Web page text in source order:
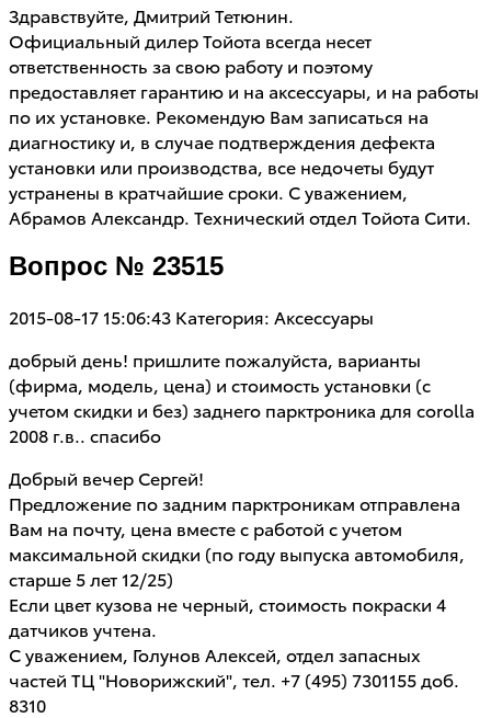
Здравствуйте, Дмитрий Тетюнин.
Официальный дилер Тойота всегда несет
ответственность за свою работу и поэтому
предоставляет гарантию и на аксессуары, и на работы
по их установке. Рекомендую Вам записаться на
диагностику и, в случае подтверждения дефекта
установки или производства, все недочеты будут
устранены в кратчайшие сроки. С уважением,
Абрамов Александр. Технический отдел Тойота Сити.
Вопрос № 23515
2015-08-17 15:06:43 Категория: Аксессуары
добрый день! пришлите пожалуйста, варианты
(фирма, модель, цена) и стоимость установки (с
учетом скидки и без) заднего парктроника для corolla
2008 г.в.. спасибо
Добрый вечер Сергей!
Предложение по задним парктроникам отправлена
Вам на почту, цена вместе с работой с учетом
максимальной скидки (по году выпуска автомобиля,
старше 5 лет 12/25)
Если цвет кузова не черный, стоимость покраски 4
датчиков учтена.
С уважением, Голунов Алексей, отдел запасных
частей ТЦ "Новорижский", тел. +7 (495) 7301155 доб.
8310